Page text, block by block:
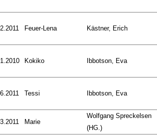
Feuer-Lena Kästner, Erich
Kokiko Ibbotson, Eva
Tessi Ibbotson, Eva
Marie
Wolfgang Spreckelsen
(HG.)